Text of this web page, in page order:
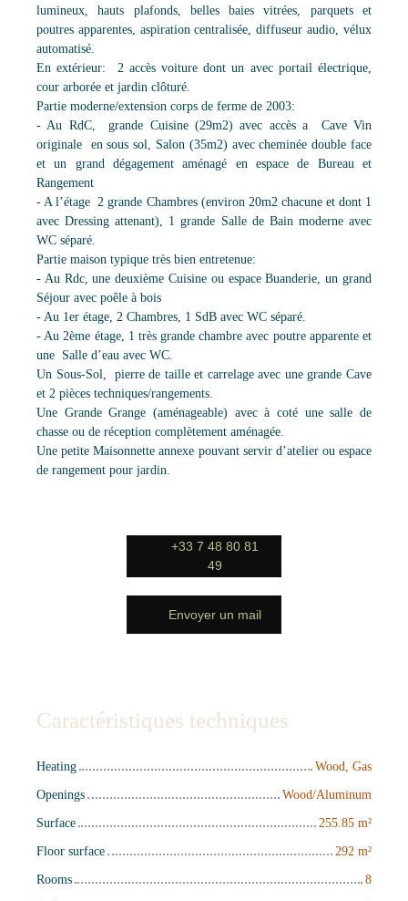
lumineux, hauts plafonds, belles baies vitrées, parquets et
poutres apparentes, aspiration centralisée, diffuseur audio, vélux
automatisé.
En extérieur: 2 accès voiture dont un avec portail électrique,
cour arborée et jardin clôturé.
Partie moderne/extension corps de ferme de 2003:
- Au RdC, grande Cuisine (29m2) avec accès a Cave Vin
originale en sous sol, Salon (35m2) avec cheminée double face
et un grand dégagement aménagé en espace de Bureau et
Rangement
- A l’étage 2 grande Chambres (environ 20m2 chacune et dont 1
avec Dressing attenant), 1 grande Salle de Bain moderne avec
WC séparé.
Partie maison typique très bien entretenue:
- Au Rdc, une deuxième Cuisine ou espace Buanderie, un grand
Séjour avec poêle à bois
- Au 1er étage, 2 Chambres, 1 SdB avec WC séparé.
- Au 2ème étage, 1 très grande chambre avec poutre apparente et
une Salle d’eau avec WC.
Un Sous-Sol, pierre de taille et carrelage avec une grande Cave
et 2 pièces techniques/rangements.
Une Grande Grange (aménageable) avec à coté une salle de
chasse ou de réception complètement aménagée.
Une petite Maisonnette annexe pouvant servir d’atelier ou espace
de rangement pour jardin.
+33 7 48 80 81
49
Envoyer un mail
Caractéristiques techniques
Heating
Wood, Gas
Openings
Wood/Aluminum
Surface
255.85 m²
Floor surface
292 m²
Rooms
8